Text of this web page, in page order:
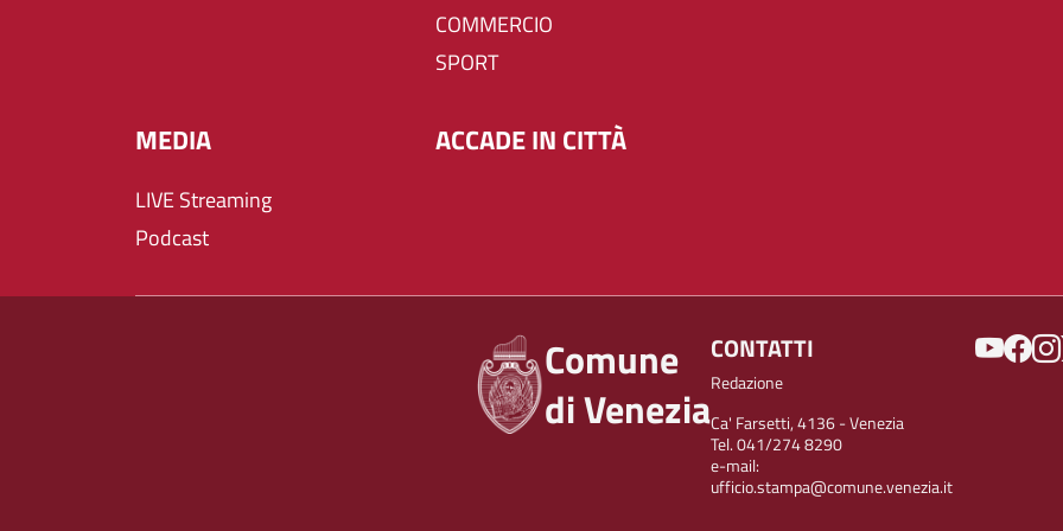
COMMERCIO
SPORT
MEDIA
LIVE Streaming
Podcast
ACCADE IN CITTÀ
Comune
di Venezia
CONTATTI
Redazione
Ca' Farsetti, 4136 - Venezia
Tel. 041/274 8290
e-mail:
ufficio.stampa@comune.venezia.it